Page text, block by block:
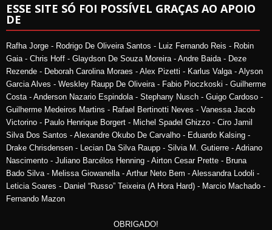
ESSE SITE SÓ FOI POSSÍVEL GRAÇAS AO APOIO
DE
Rafha Jorge - Rodrigo De Oliveira Santos - Luiz Fernando Reis - Robin
Gaia - Chris Hoff - Glaydson De Souza Moreira - Andre Baida - Deze
Rezende - Deborah Carolina Moraes - Alex Pizetti - Karlus Valga - Alyson
Garcia Alves - Weskley Raupp De Oliveira - Fabio Pioczkoski - Guilherme
Costa - Anderson Nazario Espindola - Stephany Nusch - Guigo Cardoso -
Guilherme Medeiros Martins - Rafael Bertinotti Neves - Vanessa Jacob
Victorino - Paulo Henrique Borgert - Michel Spadel Ghizzo - Ciro Jamil
Silva Dos Santos - Alexandre Okubo De Carvalho - Eduardo Kalsing -
Drake Chrisdensen - Lecian Da Silva Raupp - Silvia M. Gutierre - Adriano
Nascimento - Juliano Barcélos Henning - Airton Cesar Prette - Bruna
Bado Silva - Melissa Giowanella - Arthur Neto Bem - Alessandra Lodoli -
Leticia Soares - Daniel “Russo” Teixeira (A Hora Hard) - Marcio Machado -
Fernando Mazon
OBRIGADO!